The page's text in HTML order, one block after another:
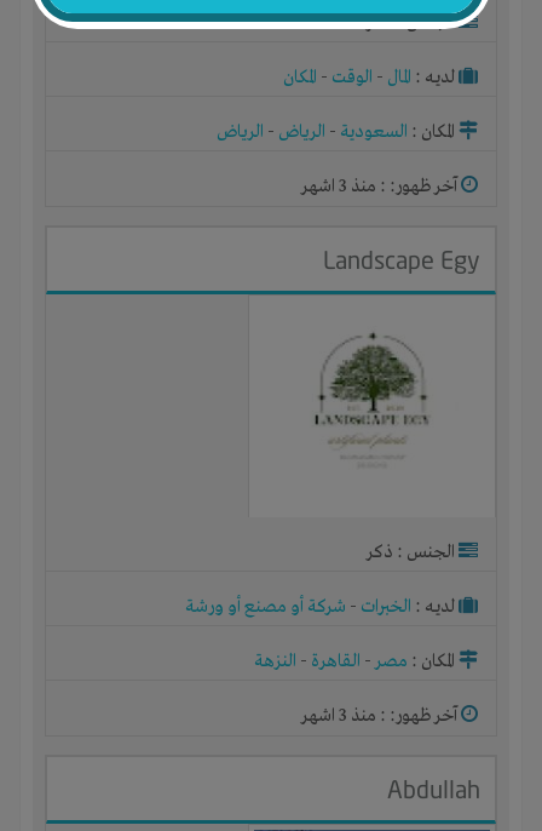
الجنس : ذكر
لديـه : المال - الوقت - المكان
المكان : السعودية - الرياض - الرياض
آخر ظهور: : منذ 3 اشهر
Landscape Egy
الجنس : ذكر
لديـه : الخبرات - شركة أو مصنع أو ورشة
المكان : مصر- القاهرة - النزهة
آخر ظهور: : منذ 3 اشهر
Abdullah